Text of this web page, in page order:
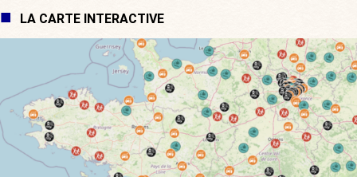
LA CARTE INTERACTIVE